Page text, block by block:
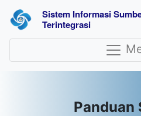
Sistem Informasi
Terintegrasi
Panduan